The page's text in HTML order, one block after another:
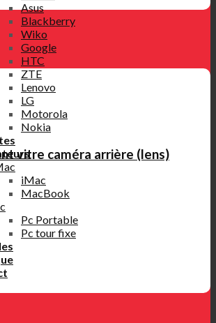
Asus
Blackberry
Wiko
Google
HTC
ZTE
Lenovo
LG
Motorola
Nokia
iMac
MacBook
Pc Portable
Pc tour fixe
vitre caméra arrière (lens)